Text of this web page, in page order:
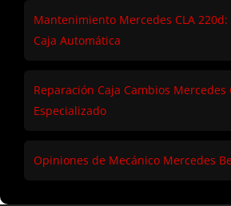
Mantenimiento Mercedes CLA
Caja Automática
Reparación Caja Cambios Mercedes
Especializado
Opiniones de Mecánico Mercedes